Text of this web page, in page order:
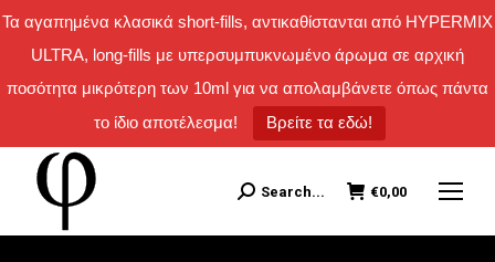
Τα αγαπημένα κλασικά short-fills, αντικαθίστανται από HYPERMIX
ULTRA, long-fills με υπερσυμπυκνωμένο άρωμα σε αρχική
ποσότητα μικρότερη των 10ml για να απολαμβάνετε όπως πάντα
το ίδιο αποτέλεσμα!
Βρείτε τα εδώ!
Search:
Search... €0,00